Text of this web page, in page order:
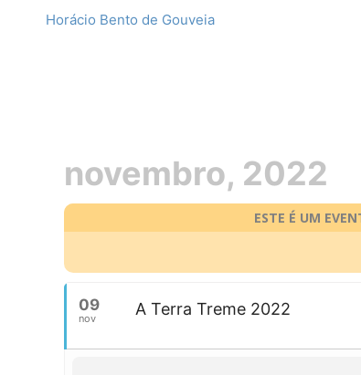
Horácio Bento de Gouveia
novembro, 2022
ESTE É UM
09
nov A Terra Treme 2022